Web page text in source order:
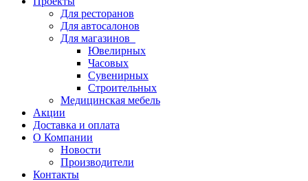
Для ресторанов
Для автосалонов
Для магазинов
Ювелирных
Часовых
Сувенирных
Строительных
Медицинская мебель
Акции
Доставка и оплата
О Компании
Новости
Производители
Контакты